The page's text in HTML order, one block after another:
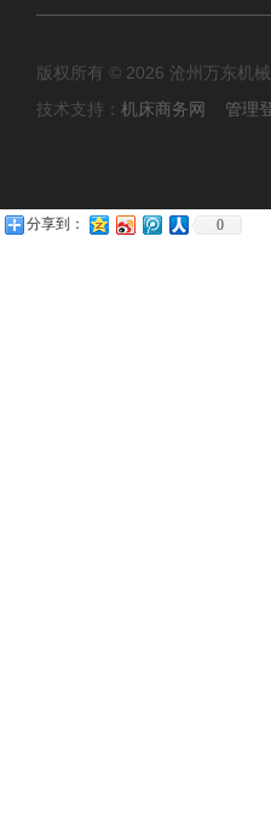
版权所有 © 2026 沧州万东机
技术支持： 机床商务网 管理
分享到： 0